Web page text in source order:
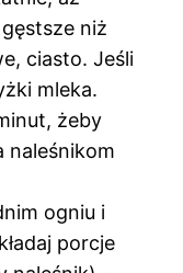
niż
ciasto. Jeśli
mleka.
żeby
naleśnikom
ogniu i
porcje